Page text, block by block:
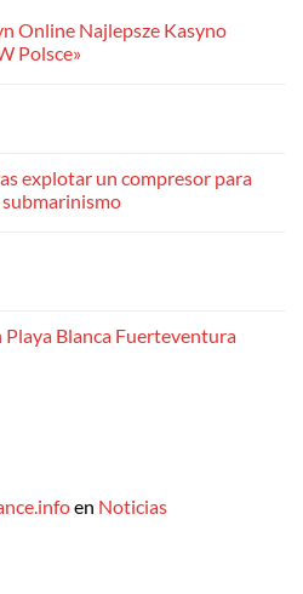
Online Najlepsze Kasyno
Polsce»
explotar un compresor para
Blanca Fuerteventura
en Noticias